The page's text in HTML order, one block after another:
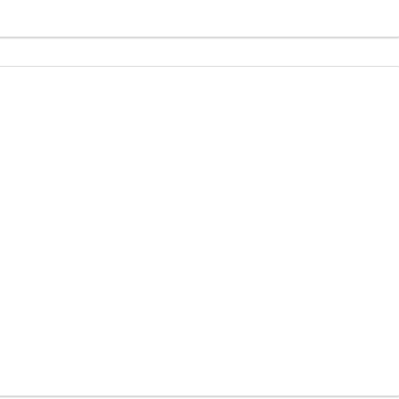
au RSAC de Brest sous le numéro 923 749 170